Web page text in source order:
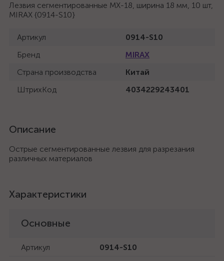
Лезвия сегментированные MX-18, ширина 18 мм, 10 шт,
MIRAX {0914-S10}
Артикул
0914-S10
Бренд
MIRAX
Страна производства
Китай
ШтрихКод
4034229243401
Описание
Острые сегментированные лезвия для разрезания
различных материалов
Характеристики
Основные
Артикул
0914-S10